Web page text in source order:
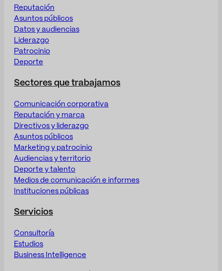
Reputación
Asuntos públicos
Datos y audiencias
Liderazgo
Patrocinio
Deporte
Sectores que trabajamos
Comunicación corporativa
Reputación y marca
Directivos y liderazgo
Asuntos públicos
Marketing y patrocinio
Audiencias y territorio
Deporte y talento
Medios de comunicación e informes
Instituciones públicas
Servicios
Consultoría
Estudios
Business Intelligence